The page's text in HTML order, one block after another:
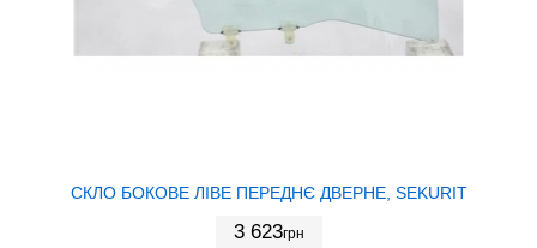
СКЛО БОКОВЕ ЛІВЕ ПЕРЕДНЄ ДВЕРНЕ, SEKURIT
3 623грн